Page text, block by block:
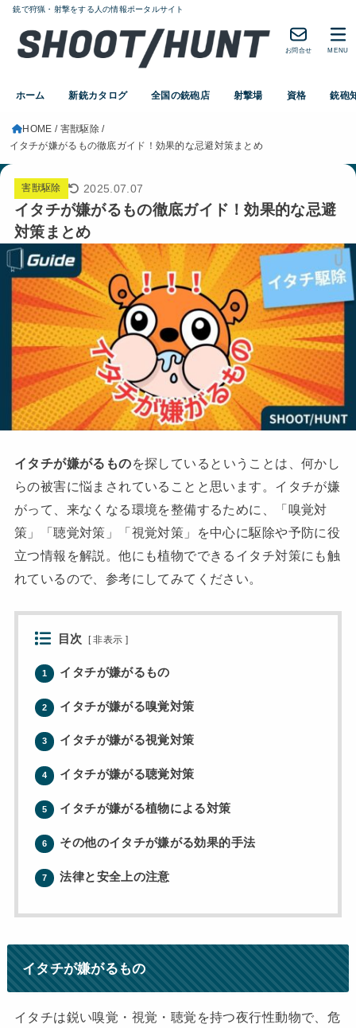
銃で狩猟・射撃をする人の情報ポータルサイト
ホーム 新銃カタログ 全国の銃砲店 射撃場 資格 銃砲
お問合せ MENU
HOME
害獣駆除
イタチが嫌がるもの徹底ガイド！効果的な忌避対策まとめ
害獣駆除 2025.07.07
イタチが嫌がるもの徹底ガイド！効果的な忌避
対策まとめ
イタチが嫌がるものを探しているということは、何かし
らの被害に悩まされていることと思います。イタチが嫌
がって、来なくなる環境を整備するために、「嗅覚対
策」「聴覚対策」「視覚対策」を中心に駆除や予防に役
立つ情報を解説。他にも植物でできるイタチ対策にも触
れているので、参考にしてみてください。
目次 [ 非表示 ]
1 イタチが嫌がるもの
2 イタチが嫌がる嗅覚対策
3 イタチが嫌がる視覚対策
4 イタチが嫌がる聴覚対策
5 イタチが嫌がる植物による対策
6 その他のイタチが嫌がる効果的手法
7 法律と安全上の注意
イタチが嫌がるもの
イタチは鋭い嗅覚・視覚・聴覚を持つ夜行性動物で、危